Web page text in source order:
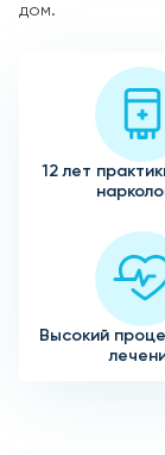
дом.
12 лет
Высокий